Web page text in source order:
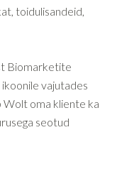
toidulisandeid,
Biomarketite
vajutades
Wolt oma kliente ka
seotud